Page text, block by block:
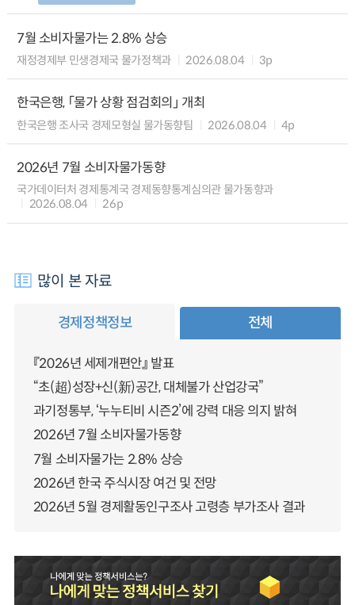
7월 소비자물가는 2.8% 상승
재정경제부 민생경제국 물가정책과 2026.08.04 3p
한국은행, 「물가 상황 점검회의」 개최
한국은행 조사국 경제모형실 물가동향팀 2026.08.04 4p
2026년 7월 소비자물가동향
국가데이터처 경제통계국 경제동향통계심의관 물가동향과
2026.08.04
26p
많이 본 자료
경제정책정보 전체
『2026년 세제개편안』 발표
“초(超)성장+신(新)공간, 대체불가 산업강국”
과기정통부, ‘누누티비 시즌2’에 강력 대응 의지 밝혀
2026년 7월 소비자물가동향
7월 소비자물가는 2.8% 상승
2026년 한국 주식시장 여건 및 전망
2026년 5월 경제활동인구조사 고령층 부가조사 결과